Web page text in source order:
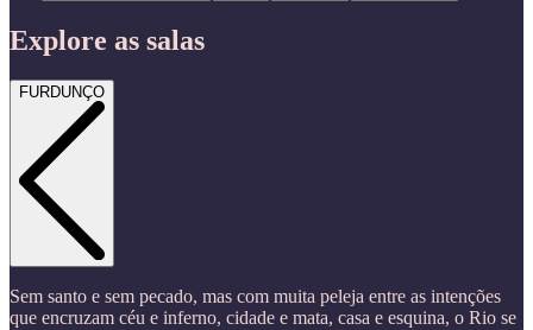
Explore as salas
FURDUNÇO
Sem santo e sem pecado, mas com muita peleja entre as intenções
que encruzam céu e inferno, cidade e mata, casa e esquina, o Rio se